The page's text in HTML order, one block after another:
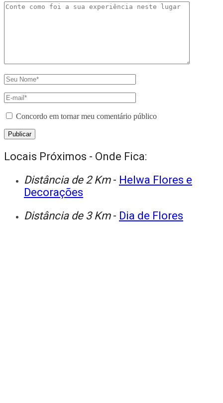
Concordo em tornar meu comentário público
Locais Próximos - Onde Fica:
Distância de 2 Km - Helwa Flores e
Decorações
Distância de 3 Km - Dia de Flores